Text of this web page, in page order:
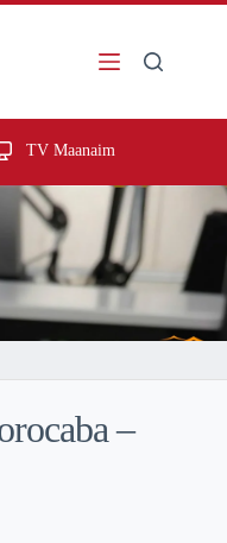
TV Maanaim
–